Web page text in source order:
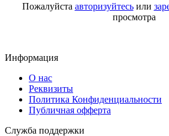
Пожалуйста авторизуйтесьили
просмотра
Информация
О нас
Реквизиты
Политика Конфиденциальности
Публичная офферта
Служба поддержки